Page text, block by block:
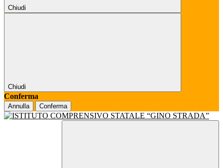
Chiudi
Chiudi
Conferma
Annulla Conferma